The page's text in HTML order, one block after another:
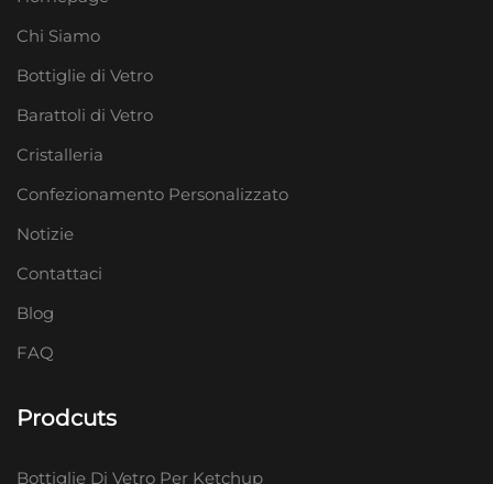
Chi Siamo
Bottiglie di Vetro
Barattoli di Vetro
Cristalleria
Confezionamento Personalizzato
Notizie
Contattaci
Blog
FAQ
Prodcuts
Bottiglie Di Vetro Per Ketchup